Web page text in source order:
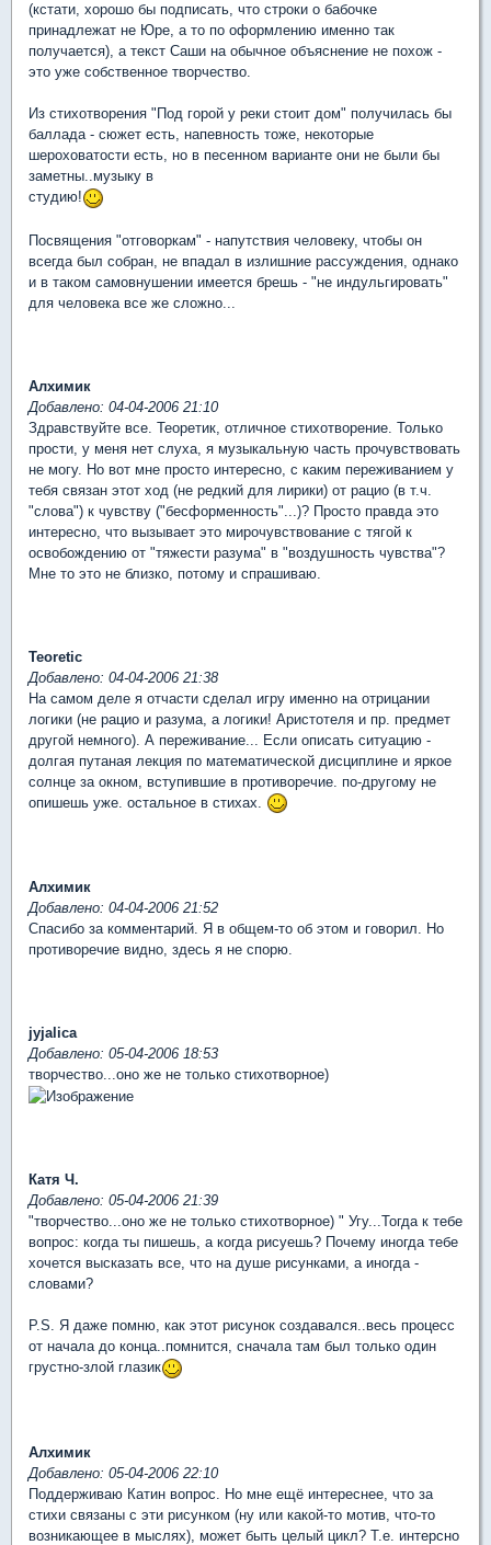
(кстати, хорошо бы подписать, что строки о бабочке
принадлежат не Юре, а то по оформлению именно так
получается), а текст Саши на обычное объяснение не похож -
это уже собственное творчество.
Из стихотворения "Под горой у реки стоит дом" получилась бы
баллада - сюжет есть, напевность тоже, некоторые
шероховатости есть, но в песенном варианте они не были бы
заметны..музыку в
студию!
Посвящения "отговоркам" - напутствия человеку, чтобы он
всегда был собран, не впадал в излишние рассуждения, однако
и в таком самовнушении имеется брешь - "не индульгировать"
для человека все же сложно...
Алхимик
Добавлено: 04-04-2006 21:10
Здравствуйте все. Теоретик, отличное стихотворение. Только
прости, у меня нет слуха, я музыкальную часть прочувствовать
не могу. Но вот мне просто интересно, с каким переживанием у
тебя связан этот ход (не редкий для лирики) от рацио (в т.ч.
"слова") к чувству ("бесформенность"...)? Просто правда это
интересно, что вызывает это мирочувствование с тягой к
освобождению от "тяжести разума" в "воздушность чувства"?
Мне то это не близко, потому и спрашиваю.
Teoretic
Добавлено: 04-04-2006 21:38
На самом деле я отчасти сделал игру именно на отрицании
логики (не рацио и разума, а логики! Аристотеля и пр. предмет
другой немного). А переживание... Если описать ситуацию -
долгая путаная лекция по математической дисциплине и яркое
солнце за окном, вступившие в противоречие. по-другому не
опишешь уже. остальное в стихах.
Алхимик
Добавлено: 04-04-2006 21:52
Спасибо за комментарий. Я в общем-то об этом и говорил. Но
противоречие видно, здесь я не спорю.
jyjalica
Добавлено: 05-04-2006 18:53
творчество...оно же не только стихотворное)
Катя Ч.
Добавлено: 05-04-2006 21:39
"творчество...оно же не только стихотворное) " Угу...Тогда к тебе
вопрос: когда ты пишешь, а когда рисуешь? Почему иногда тебе
хочется высказать все, что на душе рисунками, а иногда -
словами?
P.S. Я даже помню, как этот рисунок создавался..весь процесс
от начала до конца..помнится, сначала там был только один
грустно-злой глазик
Алхимик
Добавлено: 05-04-2006 22:10
Поддерживаю Катин вопрос. Но мне ещё интереснее, что за
стихи связаны с эти рисунком (ну или какой-то мотив, что-то
возникающее в мыслях), может быть целый цикл? Т.е. интерсно